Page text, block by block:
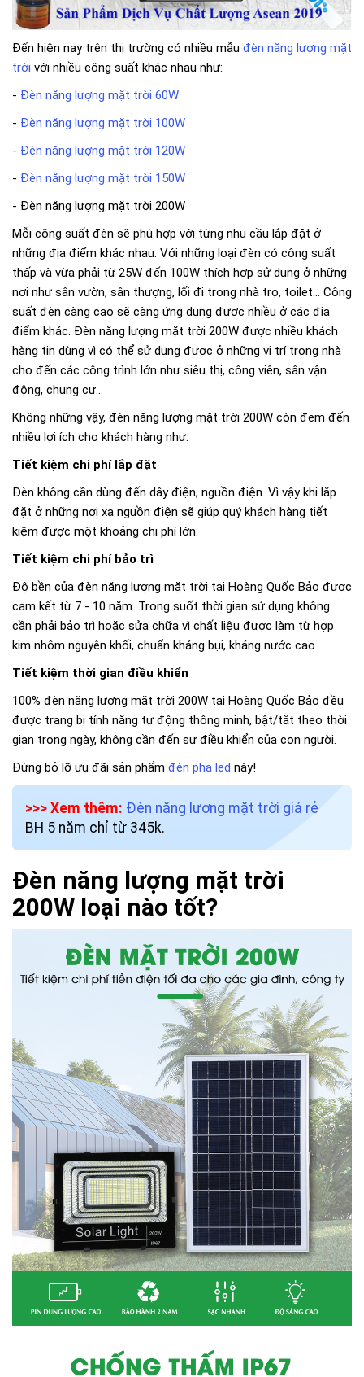
Đến hiện nay trên thị trường có nhiều mẫu đèn năng lượng mặt
trời với nhiều công suất khác nhau như:
- Đèn năng lượng mặt trời 60W
- Đèn năng lượng mặt trời 100W
- Đèn năng lượng mặt trời 120W
- Đèn năng lượng mặt trời 150W
- Đèn năng lượng mặt trời 200W
Mỗi công suất đèn sẽ phù hợp với từng nhu cầu lắp đặt ở
những địa điểm khác nhau. Với những loại đèn có công suất
thấp và vừa phải từ 25W đến 100W thích hợp sử dụng ở những
nơi như sân vườn, sân thượng, lối đi trong nhà trọ, toilet… Công
suất đèn càng cao sẽ càng ứng dụng được nhiều ở các địa
điểm khác. Đèn năng lượng mặt trời 200W được nhiều khách
hàng tin dùng vì có thể sử dụng được ở những vị trí trong nhà
cho đến các công trình lớn như siêu thị, công viên, sân vận
động, chung cư…
Không những vậy, đèn năng lượng mặt trời 200W còn đem đến
nhiều lợi ích cho khách hàng như:
Tiết kiệm chi phí lắp đặt
Đèn không cần dùng đến dây điện, nguồn điện. Vì vậy khi lắp
đặt ở những nơi xa nguồn điện sẽ giúp quý khách hàng tiết
kiệm được một khoảng chi phí lớn.
Tiết kiệm chi phí bảo trì
Độ bền của đèn năng lượng mặt trời tại Hoàng Quốc Bảo được
cam kết từ 7 - 10 năm. Trong suốt thời gian sử dụng không
cần phải bảo trì hoặc sửa chữa vì chất liệu được làm từ hợp
kim nhôm nguyên khối, chuẩn kháng bụi, kháng nước cao.
Tiết kiệm thời gian điều khiển
100% đèn năng lượng mặt trời 200W tại Hoàng Quốc Bảo đều
được trang bị tính năng tự động thông minh, bật/tắt theo thời
gian trong ngày, không cần đến sự điều khiển của con người.
Đừng bỏ lỡ ưu đãi sản phẩm đèn pha led này!
>>> Xem thêm: Đèn năng lượng mặt trời giá rẻ
BH 5 năm chỉ từ 345k.
Đèn năng lượng mặt trời
200W loại nào tốt?